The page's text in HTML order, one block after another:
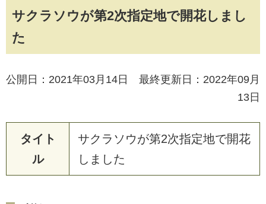
サクラソウが第2次指定地で開花しまし
た
公開日：2021年03月14日 最終更新日：2022年09月
13日
タイト
ル
サク ラ ソ ウが第2次指定地で開花
し ま した